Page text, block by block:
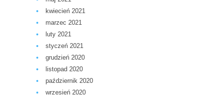
kwiecień 2021
marzec 2021
luty 2021
styczeń 2021
grudzień 2020
listopad 2020
październik 2020
wrzesień 2020